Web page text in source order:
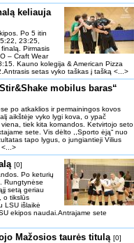
keliauja
Po 5 itin
23:25,
Pirmasis
– Craft Wear
Kauno kolegija & American Pizza
setas vyko taškas į tašką <...>
mobilus baras“
po atkaklios ir permainingos kovos
aikštėje vyko lygi kova, o ypač
tiek kita komandos. Ketvirtojo seto
sete. Vis dėlto ,,Sporto ėją“ nuo
tapo lygus, o jungiantieji Vilius
<...>
[0]
Po keturių
Rungtynėse
setą geriau
o tikslūs
LSU išlaikė
ekipos naudai.Antrajame sete
Mažosios taurės titulą [0]